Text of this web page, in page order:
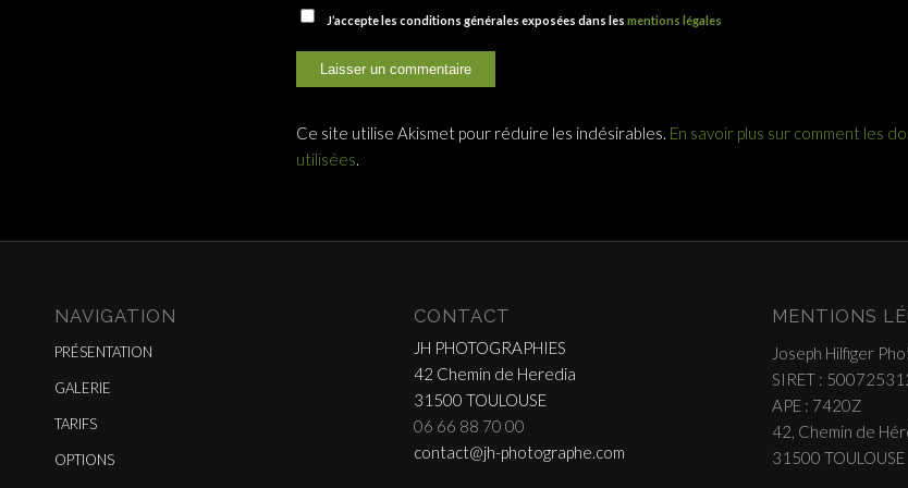
J’accepte les conditions générales exposées dans les mentions légales
Ce site utilise Akismet pour réduire les indésirables. En savoir plus sur comment les
utilisées.
NAVIGATION
PRÉSENTATION
GALERIE
TARIFS
OPTIONS
CONTACT
JH PHOTOGRAPHIES
42 Chemin de Heredia
31500 TOULOUSE
06 66 88 70 00
contact@jh-photographe.com
MENTIONS
Joseph Hilfiger
SIRET :
APE : 7420Z
42, Chemin de
31500 TOULOUSE